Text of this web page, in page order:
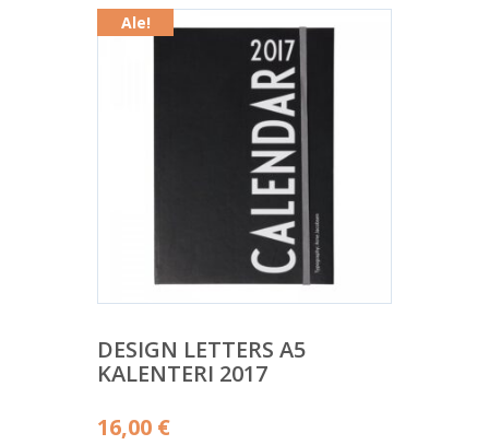
Ale!
DESIGN LETTERS A5
KALENTERI 2017
Alkuperäinen
16,00 €